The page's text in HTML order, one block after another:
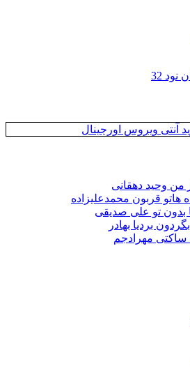
32
آنتی ویروس اورجینال
من وحید دهقانی
هاتو قربون محمدعلیزاده
بدون تو علی صدیقی
بردیا بهادر
ساکتی مهرادجم